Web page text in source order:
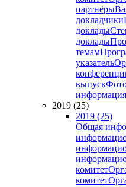
партнёры
докладчики
доклады
доклады
темам
указатель
выпуск
информация
2019 (25)
2019 (25)
Общая
комитет
комитет